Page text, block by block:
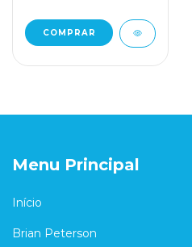
COMPRAR
Menu Principal
Início
Brian Peterson